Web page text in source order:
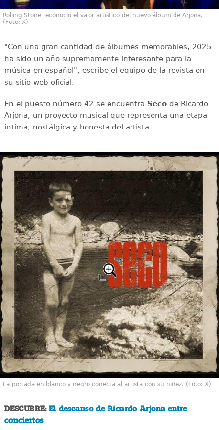
Rolling Stone reconoció el valor artístico del nuevo álbum de Arjona.
(Foto: X)
"Con una gran cantidad de álbumes memorables, 2025
ha sido un año supremamente interesante para la
música en español", escribe el equipo de la revista en
su sitio web oficial.
En el puesto número 42 se encuentra Secode Ricardo
Arjona, un proyecto musical que representa una etapa
íntima, nostálgica y honesta del artista.
La portada en blanco y negro conecta al artista con su niñez. (Foto: X)
DESCUBRE: El descanso de Ricardo Arjona entre
conciertos